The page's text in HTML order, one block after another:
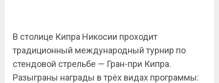
В столице Кипра Никосии проходит
традиционный международный турнир по
стендовой стрельбе — Гран-при Кипра.
Разыграны награды в трёх видах программы: